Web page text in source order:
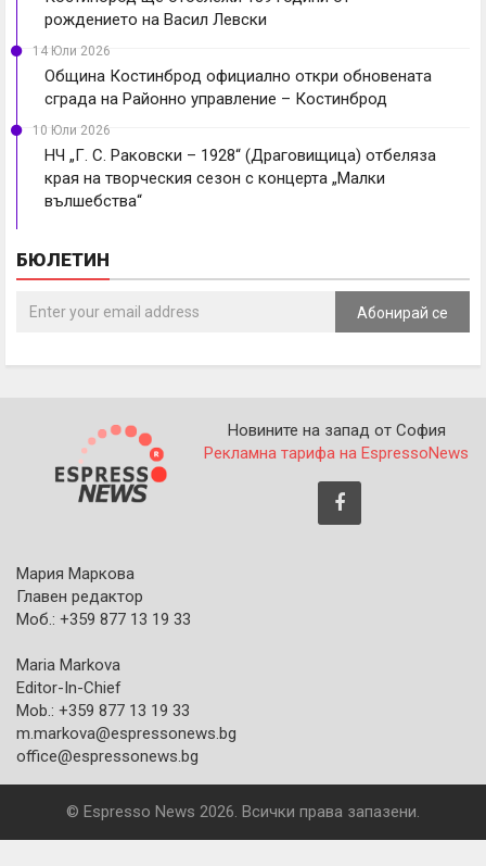
рождението на Васил Левски
14 Юли 2026
Община Костинброд официално откри обновената
сграда на Районно управление – Костинброд
10 Юли 2026
НЧ „Г. С. Раковски – 1928“ (Драговищица) отбеляза
края на творческия сезон с концерта „Малки
вълшебства“
БЮЛЕТИН
Абонирай се
Новините на запад от София
Рекламна тарифа на EspressoNews
Мария Маркова
Главен редактор
Моб.: +359 877 13 19 33
Maria Markova
Editor-In-Chief
Mob.: +359 877 13 19 33
m.markova@espressonews.bg
office@espressonews.bg
© Espresso News 2026. Всички права запазени.